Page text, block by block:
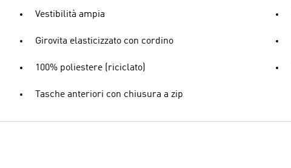
Vestibilità ampia
Girovita elasticizzato con cordino
100% poliestere (riciclato)
Tasche anteriori con chiusura a zip